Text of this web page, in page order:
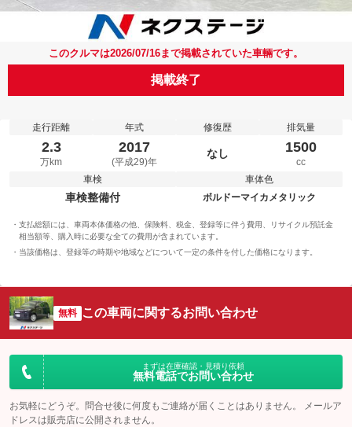
このクルマは2026/07/16まで掲載されていた車輛です。
掲載終了
走行距離
2.3
万km
年式
2017
(平成29)年
修復歴
なし
排気量
1500
cc
車検
車検整備付
車体色
ボルドーマイカメタリック
支払総額には、車両本体価格の他、保険料、税金、登録等に伴う費用、リサイクル預託金
相当額等、購入時に必要な全ての費用が含まれています。
当該価格は、登録等の時期や地域などについて一定の条件を付した価格になります。
無料 この車両に関するお問い合わせ
まずは在庫確認・見積り依頼
無料電話でお問い合わせ
お気軽にどうぞ。問合せ後に何度もご連絡が届くことはありません。 メールア
ドレスは販売店に公開されません。